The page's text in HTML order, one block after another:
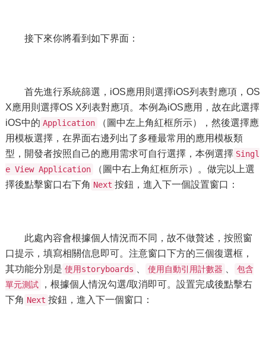
接下來你將看到如下界面：
首先進行系統篩選，iOS應用則選擇iOS列表對應項，OS
X應用則選擇OS X列表對應項。本例為iOS應用，故在此選擇
iOS中的 Application
（圖中左上角紅框所示），然後選擇應
用模板選擇，在界面右邊列出了多種最常用的應用模板類
型，開發者按照自己的應用需求可自行選擇，本例選擇 Singl
e View Application
（圖中右上角紅框所示）。做完以上選
擇後點擊窗口右下角 Next 按鈕，進入下一個設置窗口：
此處內容會根據個人情況而不同，故不做贅述，按照窗
口提示，填寫相關信息即可。注意窗口下方的三個復選框，
其功能分別是 使用storyboards 使用自動引用計數器
包含
單元測試
，根據個人情況勾選/取消即可。設置完成後點擊右
下角 Next 按鈕，進入下一個窗口：